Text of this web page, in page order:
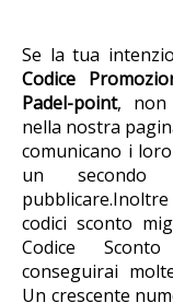
Se la tua
Codice
Padel-point, non
nella nostra
comunicano i loro
un secondo
codici sconto
Codice
conseguirai
Un crescente